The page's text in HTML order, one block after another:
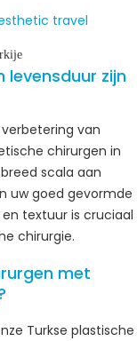
zijn
van
chirurgen in
scala aan
uw goed gevormde
textuur is cruciaal
chirurgie.
met
Turkse plastische